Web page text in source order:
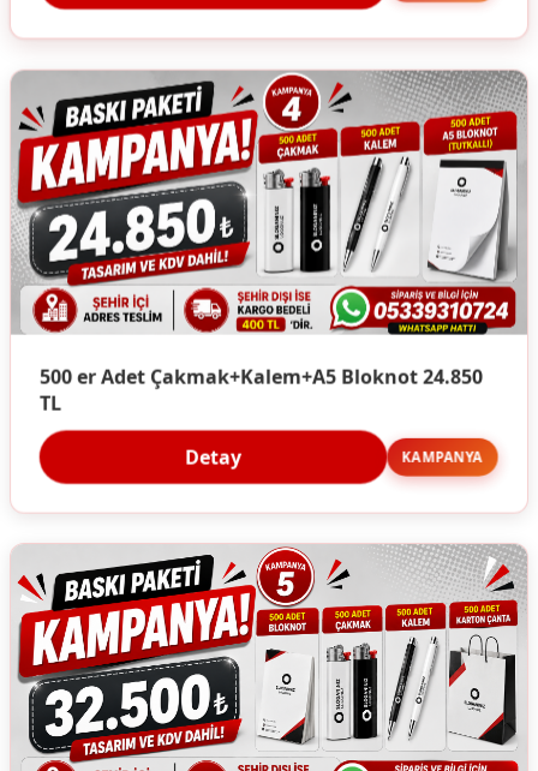
500 er Adet Çakmak+Kalem+A5 Bloknot 24.850
TL
Detay KAMPANYA